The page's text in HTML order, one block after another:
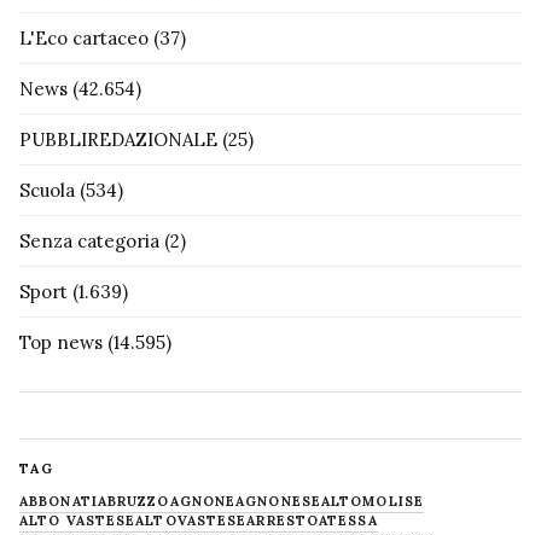
L'Eco cartaceo (37)
News (42.654)
PUBBLIREDAZIONALE (25)
Scuola (534)
Senza categoria (2)
Sport (1.639)
Top news (14.595)
TAG
ABBONATIABRUZZOAGNONEAGNONESEALTOMOLISE
ALTO VASTESEALTOVASTESEARRESTOATESSA